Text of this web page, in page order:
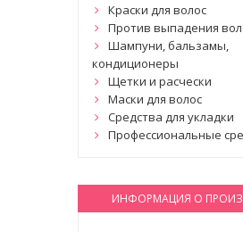
Краски для волос
Против выпадения
Шампуни, бальзамы,
кондиционеры
Щетки и расчески
Маски для волос
Средства для укладки
Профессиональные
ИНФОРМАЦИЯ О